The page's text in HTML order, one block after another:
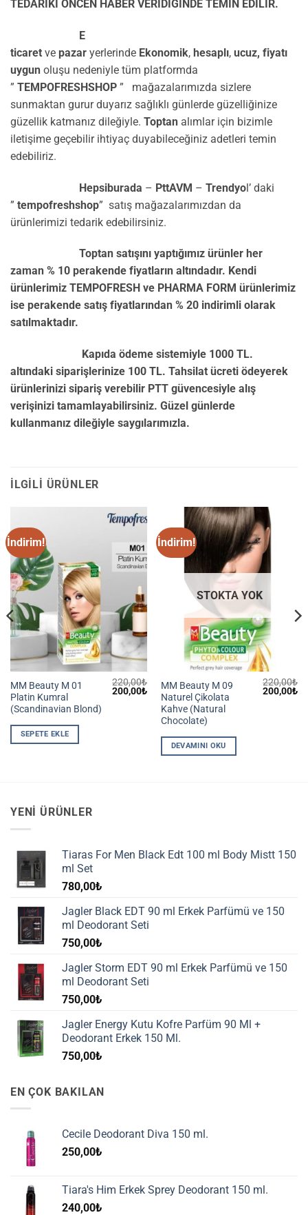
TEDARİKİ ÖNCEN HABER VERİDİĞİNDE TEMİN EDİLİR.
E
ticaret ve pazar yerlerinde Ekonomik, hesaplı, ucuz, fiyatı
uygun oluşu nedeniyle tüm platformda
” TEMPOFRESHSHOP ” mağazalarımızda sizlere
sunmaktan gurur duyarız sağlıklı günlerde güzelliğinize
güzellik katmanız dileğiyle. Toptan alımlar için bizimle
iletişime geçebilir ihtiyaç duyabileceğiniz adetleri temin
edebiliriz.
Hepsiburada – PttAVM – Trendyol’ daki
” tempofreshshop” satış mağazalarımızdan da
ürünlerimizi tedarik edebilirsiniz.
Toptan satışını yaptığımız ürünler her
zaman % 10 perakende fiyatların altındadır. Kendi
ürünlerimiz TEMPOFRESH ve PHARMA FORM ürünlerimiz
ise perakende satış fiyatlarından % 20 indirimli olarak
satılmaktadır.
Kapıda ödeme sistemiyle 1000 TL.
altındaki siparişlerinize 100 TL. Tahsilat ücreti ödeyerek
ürünlerinizi sipariş verebilir PTT güvencesiyle alış
verişinizi tamamlayabilirsiniz. Güzel günlerde
kullanmanız dileğiyle saygılarımızla.
İLGILI ÜRÜNLER
İndirim!
MM Beauty M 01
Platin Kumral
(Scandinavian Blond)
220,00₺
Orijinal
fiyat:
200,00₺Şu
andaki
fiyat:
200,00₺.
SEPETE EKLE
İndirim!
STOKTA YOK
MM Beauty M 09
Naturel Çikolata
Kahve (Natural
Chocolate)
220,00₺
Orijinal
fiyat:
200,00₺Şu
DEVAMINI OKU
YENI ÜRÜNLER
Tiaras For Men Black Edt 100 ml Body Mistt 150
ml Set
780,00₺
Jagler Black EDT 90 ml Erkek Parfümü ve 150
ml Deodorant Seti
750,00₺
Jagler Storm EDT 90 ml Erkek Parfümü ve 150
ml Deodorant Seti
750,00₺
Jagler Energy Kutu Kofre Parfüm 90 Ml +
Deodorant Erkek 150 Ml.
750,00₺
EN ÇOK BAKILAN
Cecile Deodorant Diva 150 ml.
250,00₺
Tiara's Him Erkek Sprey Deodorant 150 ml.
240,00₺